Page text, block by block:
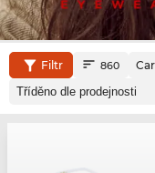
Filtr 860